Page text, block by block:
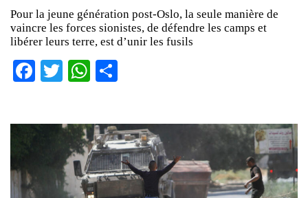
Pour la jeune génération post-Oslo, la seule manière de
vaincre les forces sionistes, de défendre les camps et
libérer leurs terre, est d’unir les fusils
Facebook
TwitterWhatsApp